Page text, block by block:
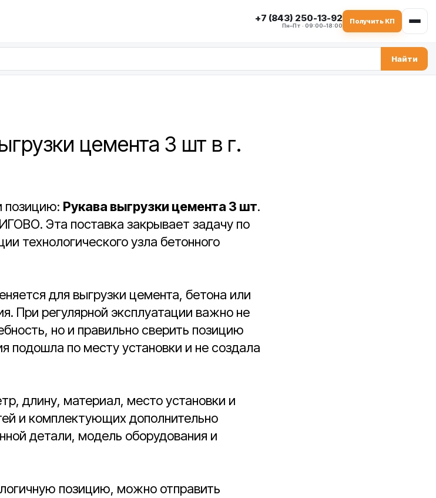
+7 (843) 250-13-92
Пн–Пт · 09:00–18:00
Получить КП
Найти
цемента 3 шт в г.
позицию: Рукава выгрузки цемента 3 шт.
Эта поставка закрывает задачу по
технологического узла бетонного
для выгрузки цемента, бетона или
При регулярной эксплуатации важно не
но и правильно сверить позицию
подошла по месту установки и не создала
длину, материал, место установки и
и комплектующих дополнительно
детали, модель оборудования и
позицию, можно отправить